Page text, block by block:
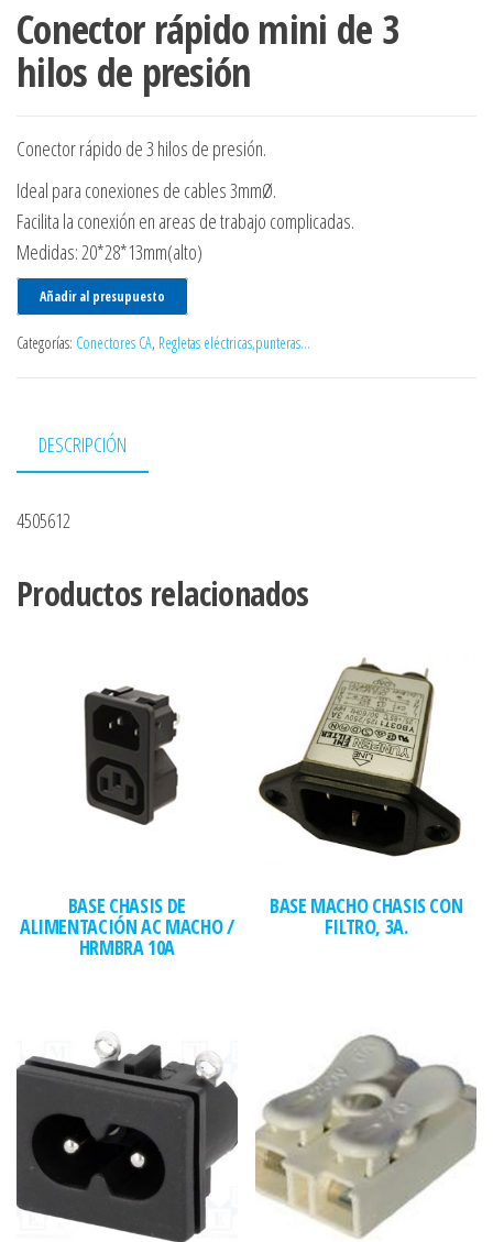
Conector rápido mini de 3
hilos de presión
Conector rápido de 3 hilos de presión.
Ideal para conexiones de cables 3mmØ.
Facilita la conexión en areas de trabajo complicadas.
Medidas: 20*28*13mm(alto)
Añadir al presupuesto
Categorías: Conectores CA, Regletas eléctricas,punteras...
DESCRIPCIÓN
4505612
Productos relacionados
BASE CHASIS DE
ALIMENTACIÓN AC MACHO /
HRMBRA 10A
BASE MACHO CHASIS CON
FILTRO, 3A.